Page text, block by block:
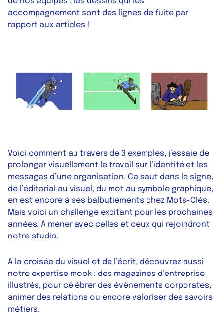
accompagnement sont des lignes de fuite par
rapport aux articles !
Voici comment au travers de 3 exemples, j’essaie de
prolonger visuellement le travail sur l’identité et les
messages d’une organisation. Ce saut dans le signe,
de l’éditorial au visuel, du mot au symbole graphique,
en est encore à ses balbutiements chez Mots-Clés.
Mais voici un challenge excitant pour les prochaines
années. À mener avec celles et ceux qui rejoindront
notre studio.
A la croisée du visuel et de l’écrit, découvrez aussi
notre expertise mook : des magazines d’entreprise
illustrés, pour célébrer des évènements corporates,
animer des relations ou encore valoriser des savoirs
métiers.